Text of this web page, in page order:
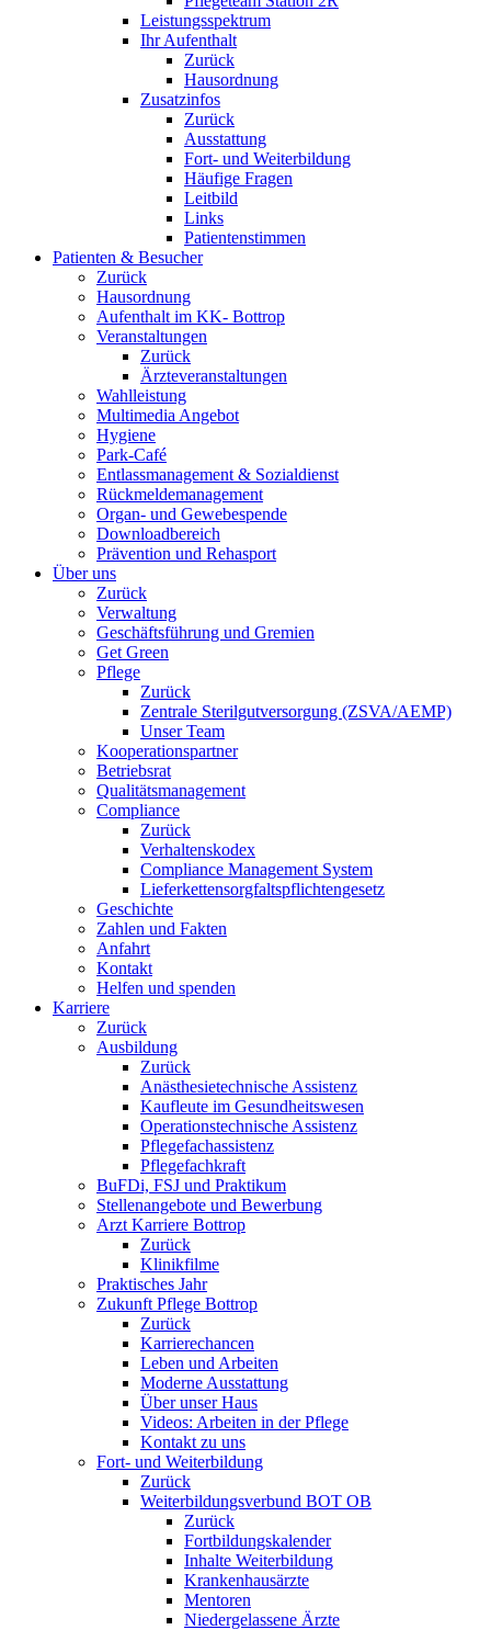
Leistungsspektrum
Ihr Aufenthalt
Zurück
Hausordnung
Zusatzinfos
Zurück
Ausstattung
Fort- und Weiterbildung
Häufige Fragen
Leitbild
Links
Patientenstimmen
Patienten & Besucher
Zurück
Hausordnung
Aufenthalt im KK- Bottrop
Veranstaltungen
Zurück
Ärzteveranstaltungen
Wahlleistung
Multimedia Angebot
Hygiene
Park-Café
Entlassmanagement & Sozialdienst
Rückmeldemanagement
Organ- und Gewebespende
Downloadbereich
Prävention und Rehasport
Über uns
Zurück
Verwaltung
Geschäftsführung und Gremien
Get Green
Pflege
Zurück
Zentrale Sterilgutversorgung (ZSVA/AEMP)
Unser Team
Kooperationspartner
Betriebsrat
Qualitätsmanagement
Compliance
Zurück
Verhaltenskodex
Compliance Management System
Lieferkettensorgfaltspflichtengesetz
Geschichte
Zahlen und Fakten
Anfahrt
Kontakt
Helfen und spenden
Karriere
Zurück
Ausbildung
Zurück
Anästhesietechnische Assistenz
Kaufleute im Gesundheitswesen
Operationstechnische Assistenz
Pflegefachassistenz
Pflegefachkraft
BuFDi, FSJ und Praktikum
Stellenangebote und Bewerbung
Arzt Karriere Bottrop
Zurück
Klinikfilme
Praktisches Jahr
Zukunft Pflege Bottrop
Zurück
Karrierechancen
Leben und Arbeiten
Moderne Ausstattung
Über unser Haus
Videos: Arbeiten in der Pflege
Kontakt zu uns
Fort- und Weiterbildung
Zurück
Weiterbildungsverbund BOT OB
Zurück
Fortbildungskalender
Inhalte Weiterbildung
Krankenhausärzte
Mentoren
Niedergelassene Ärzte